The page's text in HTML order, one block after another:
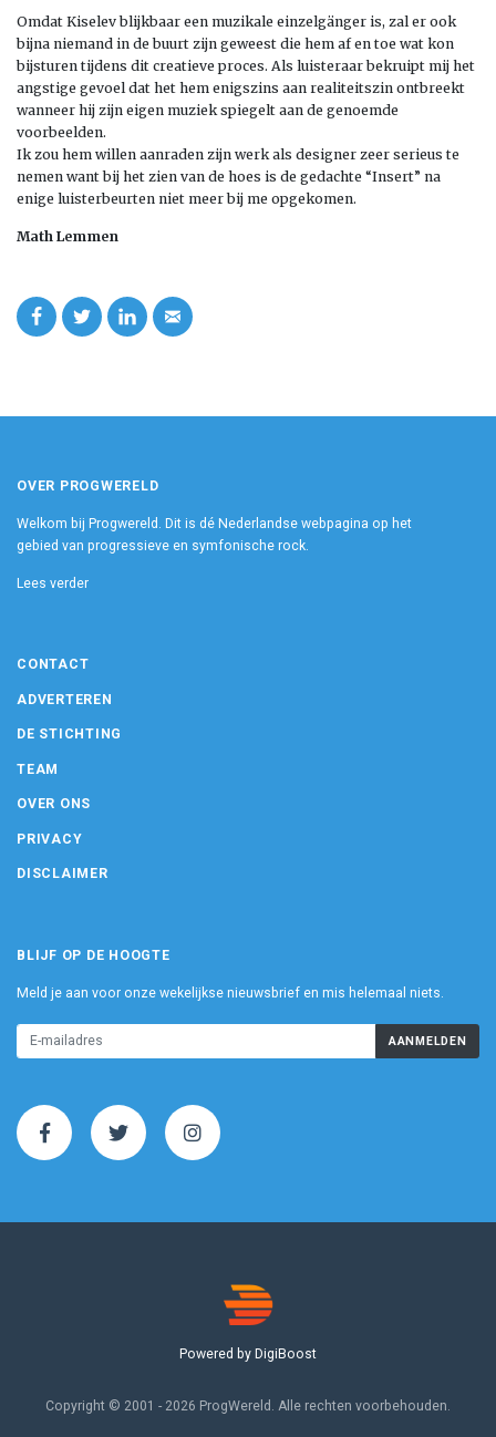
Omdat Kiselev blijkbaar een muzikale einzelgänger is, zal er ook
bijna niemand in de buurt zijn geweest die hem af en toe wat kon
bijsturen tijdens dit creatieve proces. Als luisteraar bekruipt mij het
angstige gevoel dat het hem enigszins aan realiteitszin ontbreekt
wanneer hij zijn eigen muziek spiegelt aan de genoemde
voorbeelden.
Ik zou hem willen aanraden zijn werk als designer zeer serieus te
nemen want bij het zien van de hoes is de gedachte “Insert” na
enige luisterbeurten niet meer bij me opgekomen.
Math Lemmen
OVER PROGWERELD
Welkom bij Progwereld. Dit is dé Nederlandse webpagina op het
gebied van progressieve en symfonische rock.
Lees verder
CONTACT
ADVERTEREN
DE STICHTING
TEAM
OVER ONS
PRIVACY
DISCLAIMER
BLIJF OP DE HOOGTE
Meld je aan voor onze wekelijkse nieuwsbrief en mis helemaal niets.
AANMELDEN
Powered by DigiBoost
Copyright © 2001 - 2026 ProgWereld. Alle rechten voorbehouden.